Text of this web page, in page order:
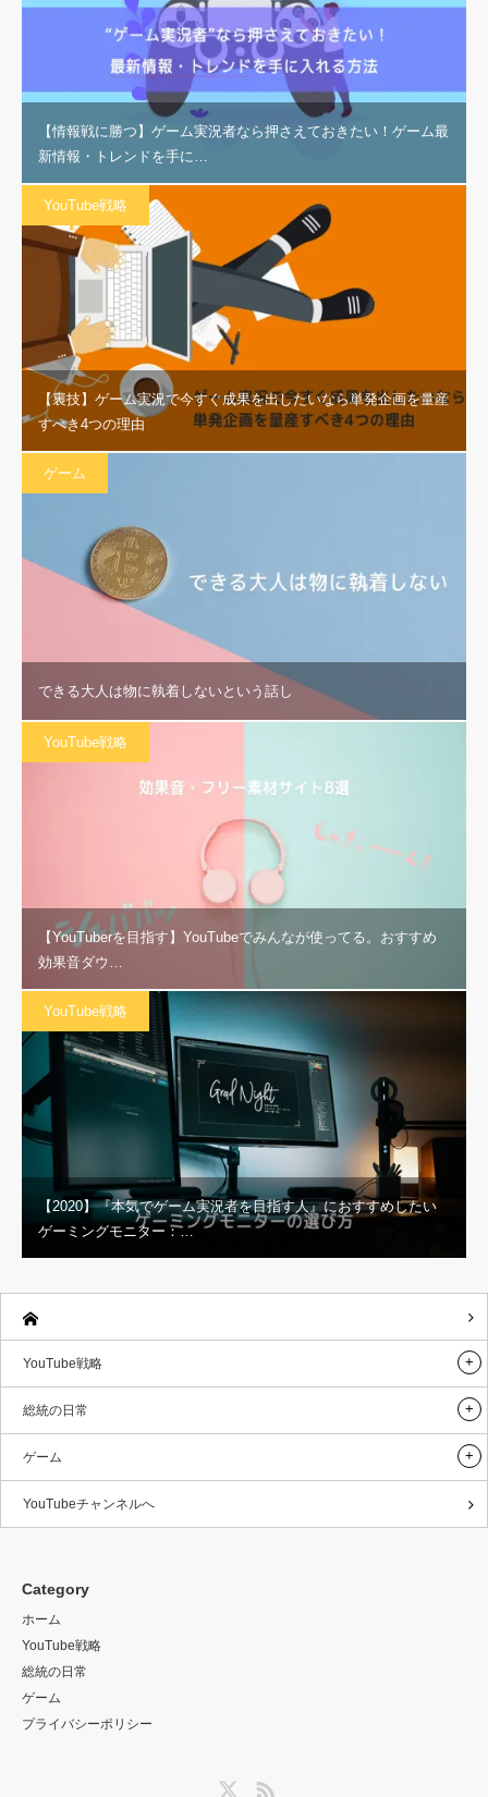
【情報戦に勝つ】ゲーム実況者なら押さえておきたい！ゲーム最
新情報・トレンドを手に…
YouTube戦略
【裏技】ゲーム実況で今すぐ成果を出したいなら単発企画を量産
すべき4つの理由
ゲーム
できる大人は物に執着しないという話し
YouTube戦略
【YouTuberを目指す】YouTubeでみんなが使ってる。おすすめ
効果音ダウ…
YouTube戦略
【2020】『本気でゲーム実況者を目指す人』におすすめしたい
ゲーミングモニター：…
YouTube戦略
総統の日常
ゲーム
YouTubeチャンネルへ
Category
ホーム
YouTube戦略
総統の日常
ゲーム
プライバシーポリシー